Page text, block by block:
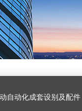
，机械设备（除特种设备）及配件制造，加工（以上限分支机构经营），设计，批发，零售，模具，五金制品，工具加工（限分支机构经营），设计，批发，零售。五金交电，金属材料，金属制品，不锈钢制品，建筑材料，钢材，橡塑